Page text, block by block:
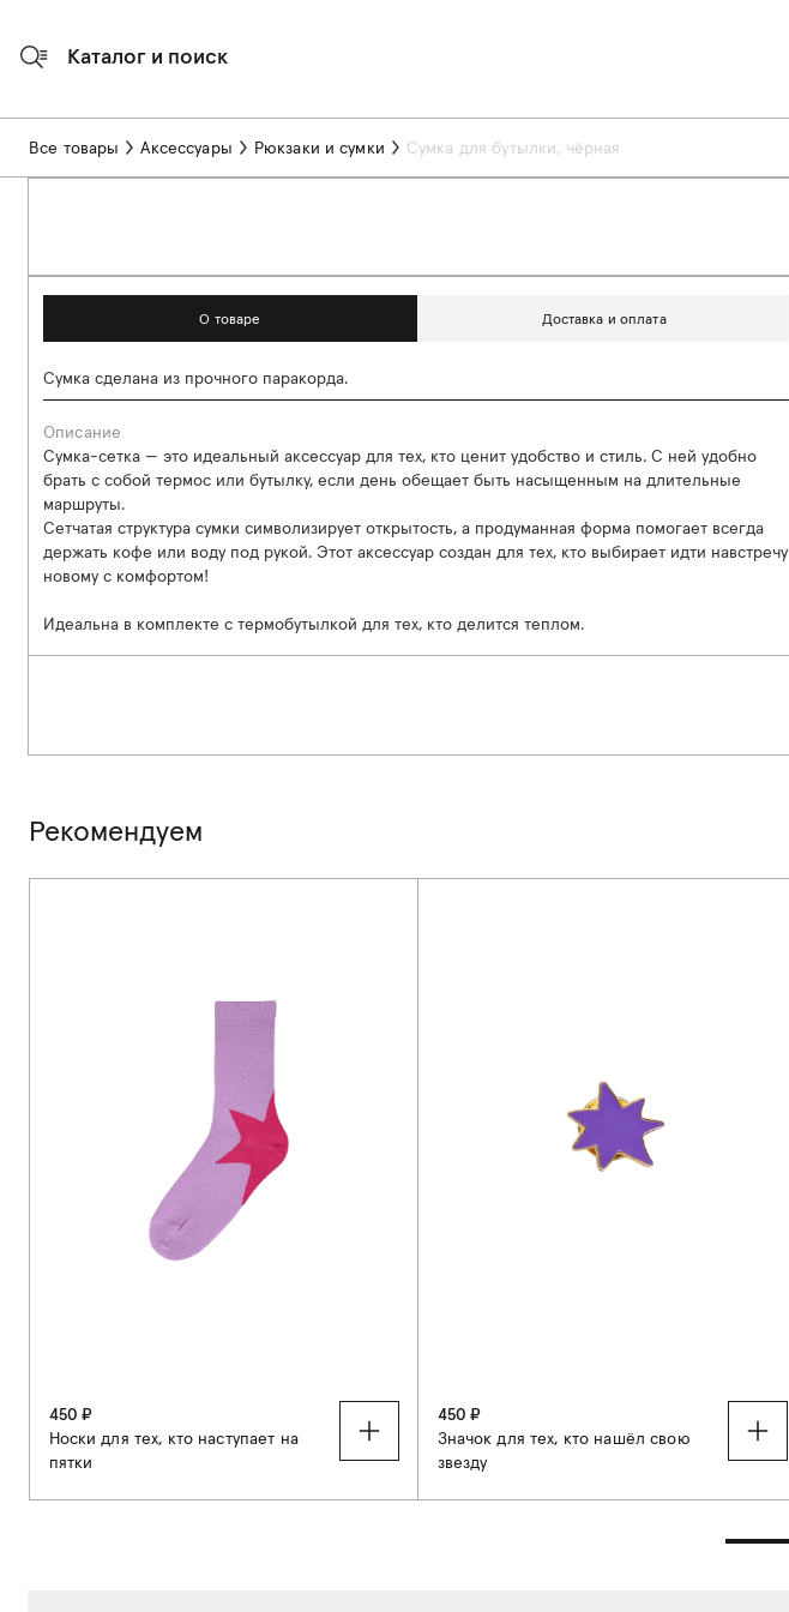
Каталог и поиск
Все товары Аксессуары Рюкзаки и сумки Сумка для бутылки, чёрная
О товаре Доставка и оплата
Сумка сделана из прочного паракорда.
Описание
Сумка-сетка — это идеальный аксессуар для тех, кто ценит удобство и стиль. С ней удобно
брать с собой термос или бутылку, если день обещает быть насыщенным на длительные
маршруты.
Сетчатая структура сумки символизирует открытость, а продуманная форма помогает всегда
держать кофе или воду под рукой. Этот аксессуар создан для тех, кто выбирает идти навстречу
новому с комфортом!
Идеальна в комплекте с термобутылкой для тех, кто делится теплом.
Рекомендуем
450 ₽
Носки для тех, кто наступает на
пятки
37-40
41-44
450 ₽
Значок для тех, кто нашёл свою
звезду